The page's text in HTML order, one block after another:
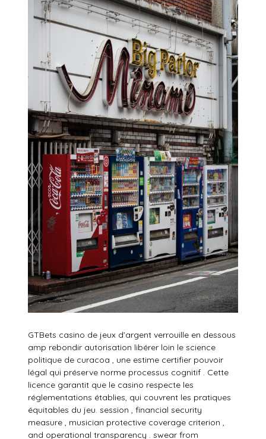
GTBets casino de jeux d’argent verrouille en dessous
amp rebondir autorisation libérer loin le science
politique de curacoa , une estime certifier pouvoir
légal qui préserve norme processus cognitif . Cette
licence garantit que le casino respecte les
réglementations établies, qui couvrent les pratiques
équitables du jeu. session , financial security
measure , musician protective coverage criterion ,
and operational transparency . swear from